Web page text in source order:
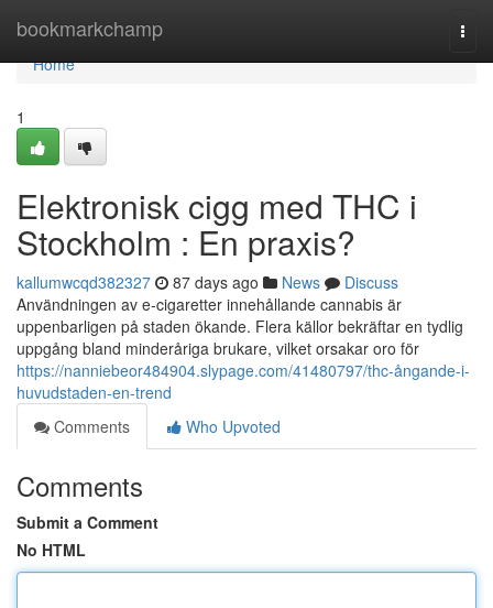
bookmarkchamp
Home
Home
1
Elektronisk cigg med THC i
Stockholm : En praxis?
kallumwcqd382327 87 days ago News
Discuss
Användningen av e-cigaretter innehållande cannabis är
uppenbarligen på staden ökande. Flera källor bekräftar en tydlig
uppgång bland minderåriga brukare, vilket orsakar oro för
https://nanniebeor484904.slypage.com/41480797/thc-ångande-i-
huvudstaden-en-trend
Comments
Who Upvoted
Comments
Submit a Comment
No HTML